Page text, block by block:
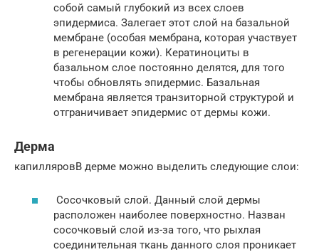
собой самый глубокий из всех слоев
эпидермиса. Залегает этот слой на базальной
мембране (особая мембрана, которая участвует
в регенерации кожи). Кератиноциты в
базальном слое постоянно делятся, для того
чтобы обновлять эпидермис. Базальная
мембрана является транзиторной структурой и
отграничивает эпидермис от дермы кожи.
Дерма
капилляровВ дерме можно выделить следующие слои:
Сосочковый слой. Данный слой дермы
расположен наиболее поверхностно. Назван
сосочковый слой из-за того, что рыхлая
соединительная ткань данного слоя проникает